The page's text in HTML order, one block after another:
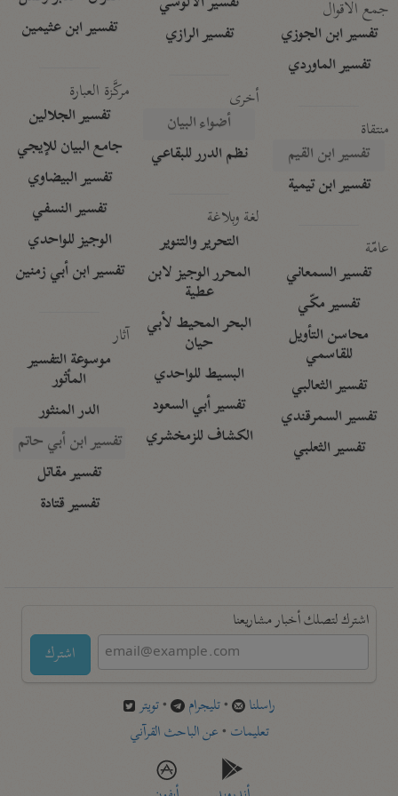
جمع الأقوال
تفسير ابن الجوزي
تفسير الماوردي
منتقاة
تفسير ابن القيم
تفسير ابن تيمية
عامّة
تفسير السمعاني
تفسير مكّي
محاسن التأويل
للقاسمي
تفسير الثعالبي
تفسير السمرقندي
تفسير الثعلبي
تفسير الرازي
أخرى
أضواء البيان
نظم الدرر للبقاعي
لغة وبلاغة
التحرير والتنوير
المحرر الوجيز لابن
عطية
البحر المحيط لأبي
حيان
البسيط للواحدي
تفسير أبي السعود
الكشاف للزمخشري
تفسير ابن عثيمين
مركَّزة العبارة
تفسير الجلالين
جامع البيان للإيجي
تفسير البيضاوي
تفسير النسفي
الوجيز للواحدي
تفسير ابن أبي زمنين
آثار
موسوعة التفسير
المأثور
الدر المنثور
تفسير ابن أبي حاتم
تفسير مقاتل
تفسير قتادة
اشترك لتصلك أخبار مشاريعنا
اشترك
راسلنا •تليجرام •تويتر
تعليمات •عن الباحث القرآني